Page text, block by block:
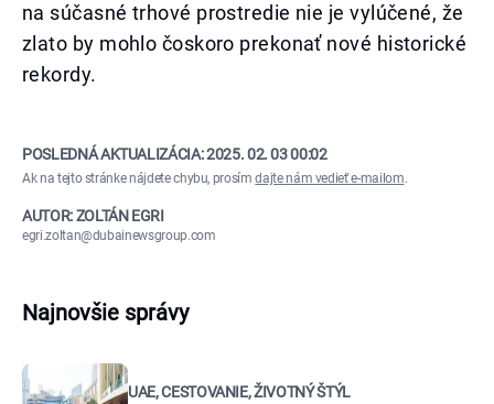
na súčasné trhové prostredie nie je vylúčené, že
zlato by mohlo čoskoro prekonať nové historické
rekordy.
POSLEDNÁ AKTUALIZÁCIA:2025. 02. 03 00:02
Ak na tejto stránke nájdete chybu, prosímdajte nám vedieť e-mailom.
AUTOR: ZOLTÁN EGRI
egri.zoltan@dubainewsgroup.com
Najnovšie správy
UAE, CESTOVANIE, ŽIVOTNÝ ŠTÝL